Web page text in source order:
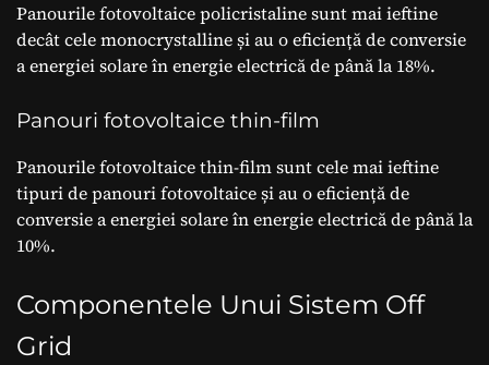
Panourile fotovoltaice policristaline sunt mai ieftine
decât cele monocrystalline și au o eficiență de conversie
a energiei solare în energie electrică de până la 18%.
Panouri fotovoltaice thin-film
Panourile fotovoltaice thin-film sunt cele mai ieftine
tipuri de panouri fotovoltaice și au o eficiență de
conversie a energiei solare în energie electrică de până la
10%.
Componentele Unui Sistem Off
Grid